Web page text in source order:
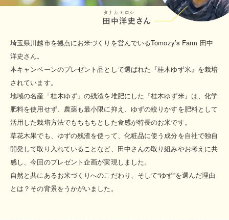
埼玉県川越市を拠点にお米づくりを営んでいるTomozy’s Farm 田中
洋史さん。
本キャンペーンのプレゼント品として選ばれた『桂木ゆず米』を栽培
されています。
地域の名産「桂木ゆず」の残渣を堆肥にした『桂木ゆず米』は、化学
肥料を使用せず、農薬も最小限に抑え、ゆずの絞りかすを肥料として
活用した栽培方法でもちもちとした食感が特長のお米です。
草花木果でも、ゆずの残渣を使って、化粧品に使う成分を自社で独自
開発して取り入れていることなど、田中さんの取り組みやお考えに共
感し、今回のプレゼント企画が実現しました。
自然と共にあるお米づくりへのこだわり、そして“ゆず”を選んだ理由
とは？その背景をうかがいました。